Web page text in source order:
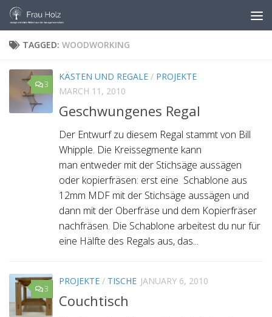
Skip to content
TAGGED: WOODWORKING
3
KÄSTEN UND REGALE / PROJEKTE
MARCH 11, 2010
Geschwungenes Regal
Der Entwurf zu diesem Regal stammt von Bill
Whipple. Die Kreissegmente kann
man entweder mit der Stichsäge aussägen
oder kopierfräsen: erst eine Schablone aus
12mm MDF mit der Stichsäge aussägen und
dann mit der Oberfräse und dem Kopierfräser
nachfräsen. Die Schablone arbeitest du nur für
eine Hälfte des Regals aus, das...
3
PROJEKTE / TISCHE JANUARY 6, 2010
Couchtisch